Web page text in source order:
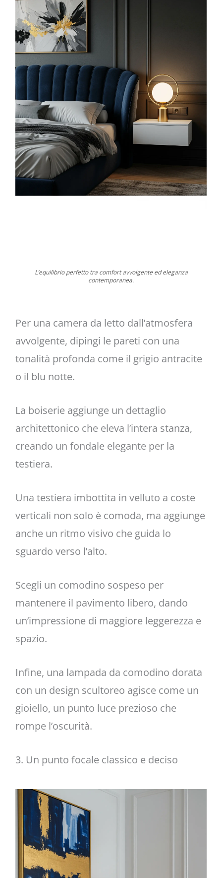
L’equilibrio perfetto tra comfort avvolgente ed eleganza
contemporanea.
Per una camera da letto dall’atmosfera
avvolgente, dipingi le pareti con una
tonalità profonda come il grigio antracite
o il blu notte.
La boiserie aggiunge un dettaglio
architettonico che eleva l’intera stanza,
creando un fondale elegante per la
testiera.
Una testiera imbottita in velluto a coste
verticali non solo è comoda, ma aggiunge
anche un ritmo visivo che guida lo
sguardo verso l’alto.
Scegli un comodino sospeso per
mantenere il pavimento libero, dando
un’impressione di maggiore leggerezza e
spazio.
Infine, una lampada da comodino dorata
con un design scultoreo agisce come un
gioiello, un punto luce prezioso che
rompe l’oscurità.
3. Un punto focale classico e deciso